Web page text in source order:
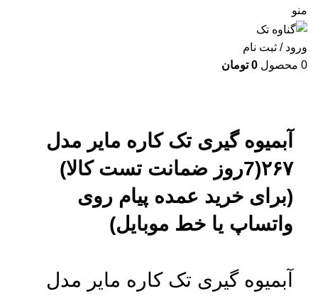
منو
ورود / ثبت نام
0 محصول 0 تومان
اتمام موجودی
بزرگنمایی تصویر
آبمیوه گیری تک کاره مایر مدل
۲۶۷(7روز ضمانت تست کالا)
(برای خرید عمده پیام روی
واتساپ یا خط موبایل)
آبمیوه گیری تک کاره مایر مدل